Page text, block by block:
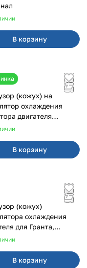
В корзину
(кожух) на
охлаждения
двигателя
2170 Panasonic
В корзину
(кожух)
охлаждения
для Гранта,
2, Датсун нового
В корзину